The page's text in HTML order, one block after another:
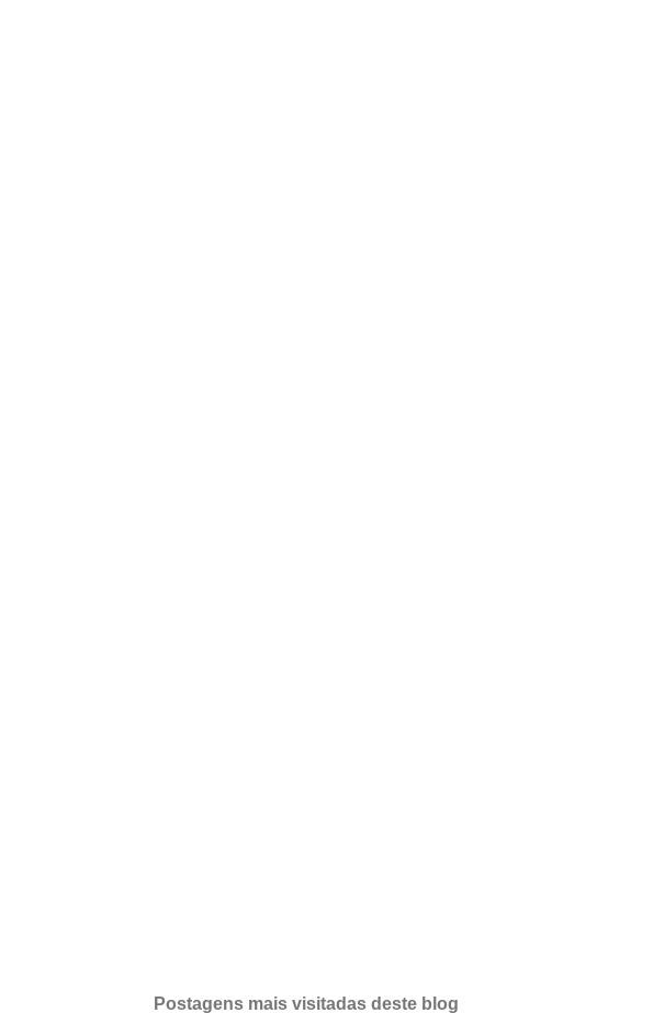
Postagens mais visitadas deste blog